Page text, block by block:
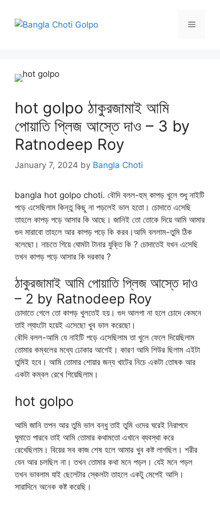
content
Menu
hot golpo ঠাকুরজামাই আমি
পোয়াতি প্লিজ আস্তে দাও – 3 by
Ratnodeep Roy
January 7, 2024 by Bangla Choti
bangla hot golpo choti. বৌদি বলল-হুম্ কাপড় খুলে শুধু নাইটি
পড়ে এসেছিলাম কিন্তু কিছু না পড়লেই ভাল হতো। চোদাতে এসেছি
তাহলে কাপড় পড়ে আসার কি আছে। জানিই তো তোকে দিয়ে আমি আমার
গুদ মারাবো তাহলে আর কাপড় পড়ে কি করব।আমি বললাম-তুমি ঠিক
বলেছো। নাচতে গিয়ে ঘোমটা টানার যুক্তি কি ? চোদাতেই যখন এসেছি
তখন কাপড় পড়ে আসার কি দরকার ?
ঠাকুরজামাই আমি পোয়াতি প্লিজ আস্তে দাও
– 2 by Ratnodeep Roy
চোদাতে গেলে তো কাপড় খুলতেই হয়। গুদ আলগা না হলে চোদে কেমনে
তাই ল্যাংটো হয়েই এসেছো খুব ভাল করেছো।
বৌদি বলল-আমি যে নাইটি পড়ে এসেছিলাম তা খুলে ফেলে দিয়েছিলাম
তোমার কম্বলের মধ্যে ঢোকার আগেই। কারণ আমি শিউর ছিলাম এইটা
তুমিই হবে। আমি তোমার শোয়ার জন্য খাটের নিচে একটা তোষক আর
একটা কম্বল রেখে গিয়েছিলাম।
hot golpo
আমি জানি তপন আর তুমি ভাল বন্ধু তাই তুমি ওদের ঘরেই নিরাপদে
ঘুমাতে পারবে তাই আমি তোমার কথামতো এখানে ব্যবস্থা করে
রেখেছিলাম। বিয়ের সব কাজ শেষ হলে আমার খুব কষ্ট লাগছিল। শরীর
যেন আর চলছিল না। তখন তোমার কথা মনে পড়ল। যেই মনে পড়ল
তখন ভাবলাম যাই ছেলেটার স্কেলটা তাহলে একটু মেপেই আসি।
সারাদিনে অনেক কষ্ট করেছি।